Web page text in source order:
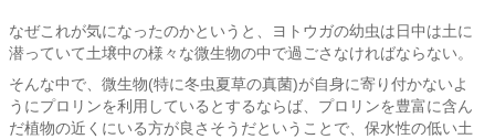
なぜこれが気になったのかというと、ヨトウガの幼虫は日中は土に
潜っていて土壌中の様々な微生物の中で過ごさなければならない。
そんな中で、微生物(特に冬虫夏草の真菌)が自身に寄り付かないよ
うにプロリンを利用しているとするならば、プロリンを豊富に含ん
だ植物の近くにいる方が良さそうだということで、保水性の低い土